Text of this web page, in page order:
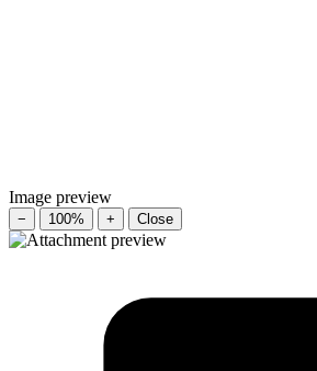
Image preview
− 100% + Close